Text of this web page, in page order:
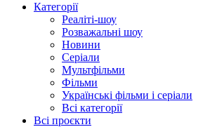
Категорії
Реаліті-шоу
Розважальні шоу
Новини
Серіали
Мультфільми
Фільми
Українські фільми і серіали
Всі категорії
Всі проєкти